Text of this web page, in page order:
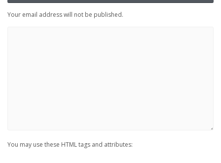
Your email address will not be published.
You may use these HTML tags and attributes: